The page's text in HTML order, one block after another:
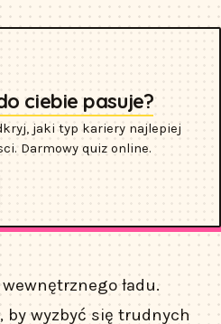
ciebie pasuje?
jaki typ kariery najlepiej
Darmowy quiz online.
ładu.
by wyzbyć się trudnych